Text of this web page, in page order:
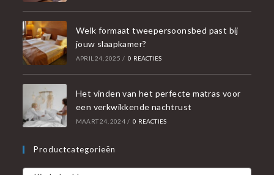
Welk formaat tweepersoonsbed past bij
jouw slaapkamer?
APRIL 24, 2025 / 0 REACTIES
Het vinden van het perfecte matras voor
een verkwikkende nachtrust
MAART 24, 2024 / 0 REACTIES
Productcategorieën